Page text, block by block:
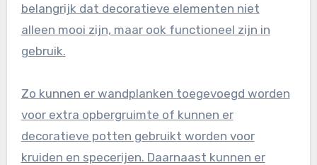
belangrijk dat decoratieve elementen niet
alleen mooi zijn, maar ook functioneel zijn in
gebruik.
Zo kunnen er wandplanken toegevoegd worden
voor extra opbergruimte of kunnen er
decoratieve potten gebruikt worden voor
kruiden en specerijen. Daarnaast kunnen er